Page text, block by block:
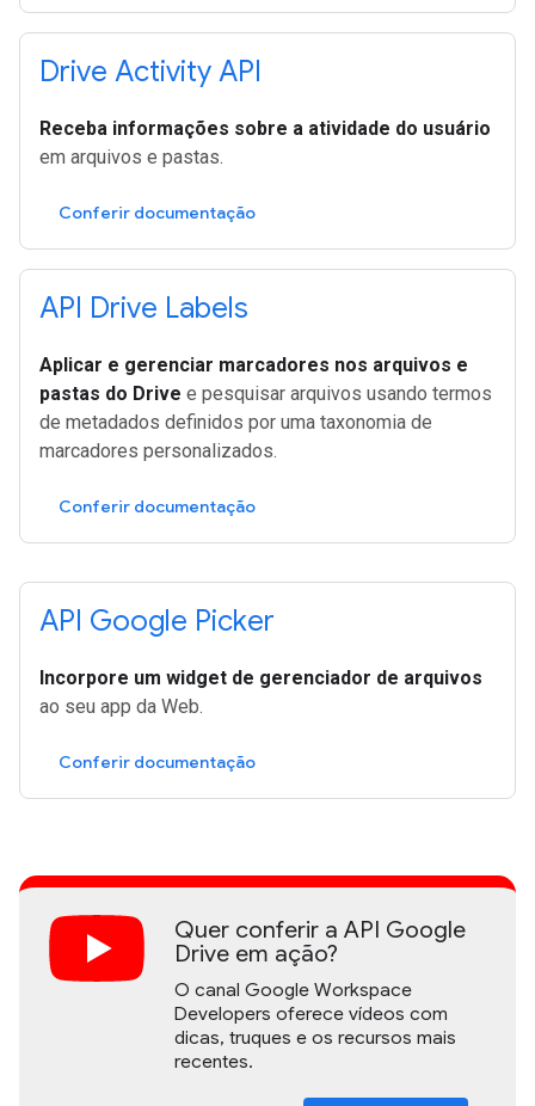
Drive Activity API
Receba informações sobre a atividade do usuário
em arquivos e pastas.
Conferir documentação
API Drive Labels
Aplicar e gerenciar marcadores nos arquivos e
pastas do Drive e pesquisar arquivos usando termos
de metadados definidos por uma taxonomia de
marcadores personalizados.
Conferir documentação
API Google Picker
Incorpore um widget de gerenciador de arquivos
ao seu app da Web.
Conferir documentação
Quer conferir a API Google
Drive em ação?
O canal Google Workspace
Developers oferece vídeos com
dicas, truques e os recursos mais
recentes.